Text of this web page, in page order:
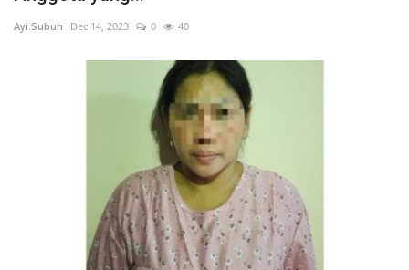
Ayi.Subuh Dec 14, 2023 0 40